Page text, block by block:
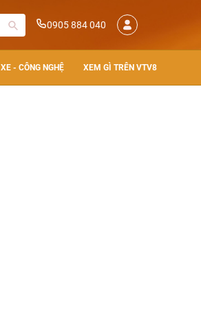
0905 884 040
XE - CÔNG NGHỆ XEM GÌ TRÊN VTV8